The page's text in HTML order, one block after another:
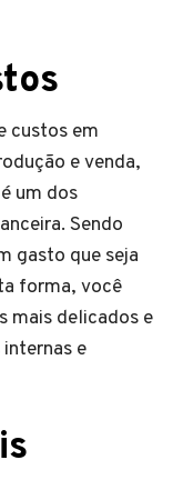
custos em
e venda,
um dos
Sendo
gasto que seja
forma, você
mais delicados e
e